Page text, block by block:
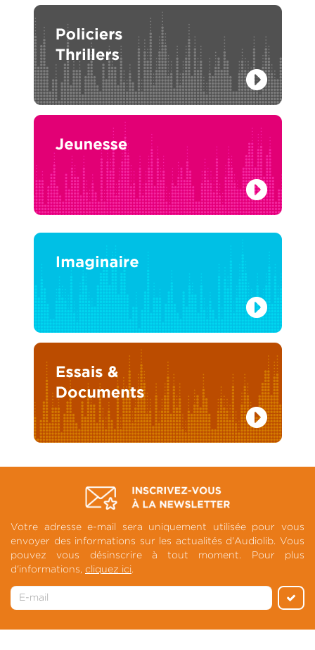
Votre adresse e-mail sera uniquement utilisée pour vous
envoyer des informations sur les actualités d'Audiolib. Vous
pouvez vous désinscrire à tout moment. Pour plus
d'informations, cliquez ici.